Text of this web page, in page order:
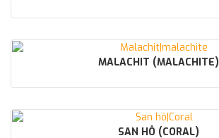
MALACHIT (MALACHITE)
SAN HÔ (CORAL)